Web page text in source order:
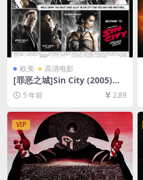
欧美 高清电影
[罪恶之城]Sin City (2005)加
长版[百度网盘+迅雷云盘资源
1080P超清未删减][MP4/9.1G
B][中英字幕]
5 年前 2.89
VIP